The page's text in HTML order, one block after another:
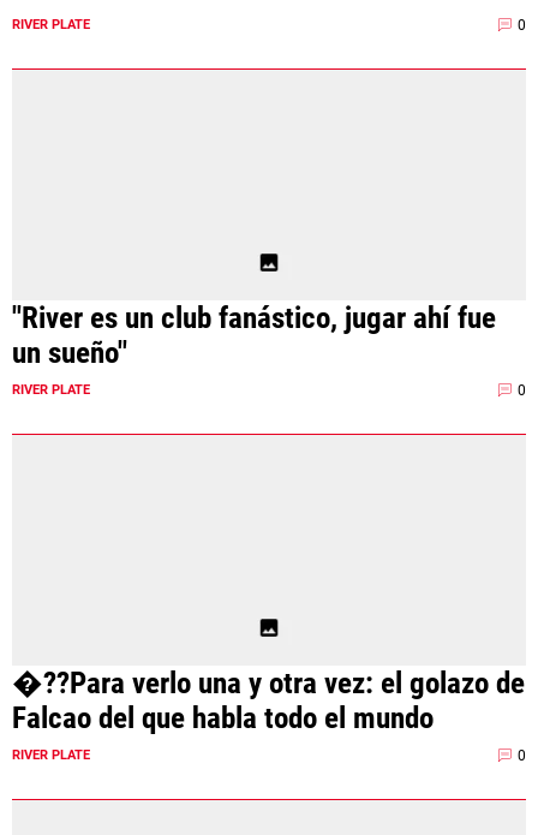
RIVER PLATE 0
"River es un club fanástico, jugar ahí fue
un sueño"
RIVER PLATE 0
�??Para verlo una y otra vez: el golazo de
Falcao del que habla todo el mundo
RIVER PLATE 0